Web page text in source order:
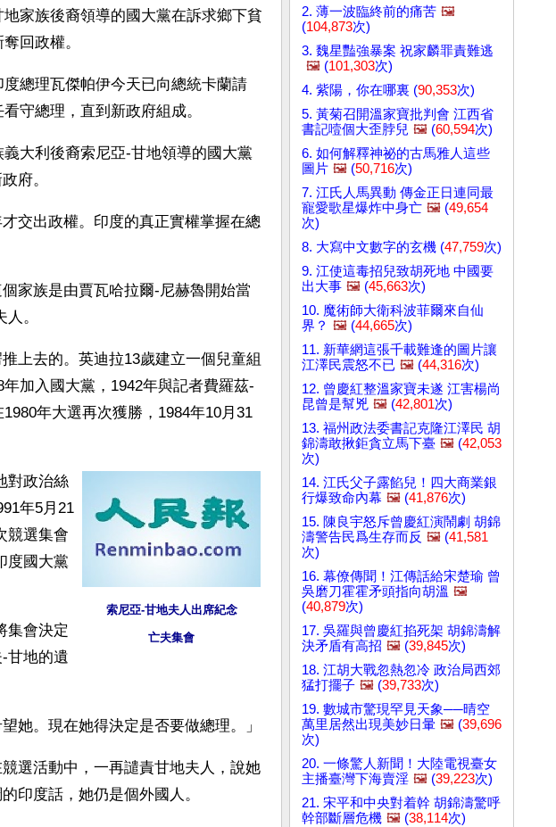
家族後裔領導的國大黨在訴求鄉下貧
回政權。
總理瓦傑帕伊今天已向總統卡蘭請
守總理，直到新政府組成。
大利後裔索尼亞-甘地領導的國大黨
府。
交出政權。印度的真正實權掌握在總
家族是由賈瓦哈拉爾-尼赫魯開始當
。
上去的。英迪拉13歲建立一個兒童組
加入國大黨，1942年與記者費羅茲-
年大選再次獲勝，1984年10月31
索尼亞-甘地夫人出席紀念
亡夫集會
對政治絲
年5月21
競選集會
度國大黨
集會決定
甘地的遺
她。現在她得決定是否要做總理。」
選活動中，一再譴責甘地夫人，說她
印度話，她仍是個外國人。
2. 薄一波臨終前的痛苦 🖼️
(104,873次)
3. 魏星豔強暴案 祝家麟罪責難逃
🖼️ (101,303次)
4. 紫陽，你在哪裏 (90,353次)
5. 黃菊召開溫家寶批判會 江西省
書記噎個大歪脖兒 🖼️ (60,594次)
6. 如何解釋神祕的古馬雅人這些
圖片 🖼️ (50,716次)
7. 江氏人馬異動 傳金正日連同最
寵愛歌星爆炸中身亡 🖼️ (49,654
次)
8. 大寫中文數字的玄機 (47,759次)
9. 江使這毒招兒致胡死地 中國要
出大事 🖼️ (45,663次)
10. 魔術師大衛科波菲爾來自仙
界？ 🖼️ (44,665次)
11. 新華網這張千載難逢的圖片讓
江澤民震怒不已 🖼️ (44,316次)
12. 曾慶紅整溫家寶未遂 江害楊尚
昆曾是幫兇 🖼️ (42,801次)
13. 福州政法委書記克隆江澤民 胡
錦濤敢揪鉅貪立馬下臺 🖼️ (42,053
次)
14. 江氏父子露餡兒！四大商業銀
行爆致命內幕 🖼️ (41,876次)
15. 陳良宇怒斥曾慶紅演鬧劇 胡錦
濤警告民爲生存而反 🖼️ (41,581
次)
16. 幕僚傳聞！江傳話給宋楚瑜 曾
吳磨刀霍霍矛頭指向胡溫 🖼️
(40,879次)
17. 吳羅與曾慶紅掐死架 胡錦濤解
決矛盾有高招 🖼️ (39,845次)
18. 江胡大戰忽熱忽冷 政治局西郊
猛打擺子 🖼️ (39,733次)
19. 數城市驚現罕見天象──晴空
萬里居然出現美妙日暈 🖼️ (39,696
次)
20. 一條驚人新聞！大陸電視臺女
主播臺灣下海賣淫 🖼️ (39,223次)
21. 宋平和中央對着幹 胡錦濤驚呼
幹部斷層危機 🖼️ (38,114次)